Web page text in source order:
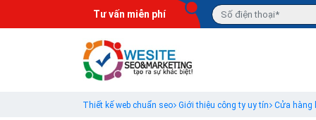
Tư vấn miễn phí
Thiết kế web chuẩn seo Giới thiệu công ty uy tín Cửa hàng